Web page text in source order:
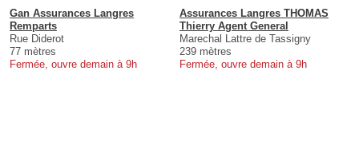
Gan Assurances Langres
Remparts
Rue Diderot
77 mètres
Fermée, ouvre demain à 9h
Assurances Langres THOMAS
Thierry Agent General
Marechal Lattre de Tassigny
239 mètres
Fermée, ouvre demain à 9h